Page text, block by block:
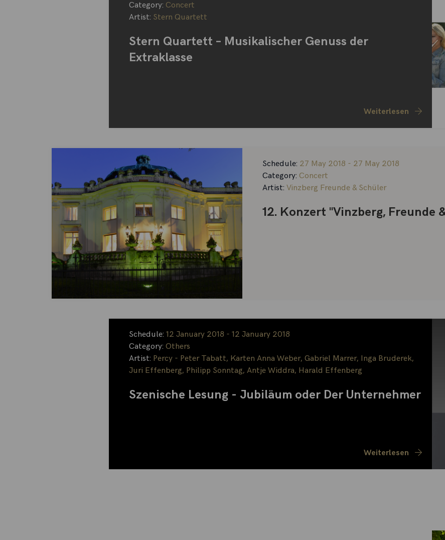
Category: Concert
Artist: Stern Quartett
Stern Quartett – Musikalischer Genuss der
Extraklasse
Weiterlesen
Schedule: 27 May 2018 - 27 May 2018
Category: Concert
Artist: Vinzberg Freunde & Schüler
12. Konzert "Vinzberg, Freunde
Schedule: 12 January 2018 - 12 January 2018
Category: Others
Artist: Percy - Peter Tabatt, Karten Anna Weber, Gabriel Marrer, Inga Bruderek,
Juri Effenberg, Philipp Sonntag, Antje Widdra, Harald Effenberg
Szenische Lesung - Jubiläum oder Der Unternehmer
Weiterlesen